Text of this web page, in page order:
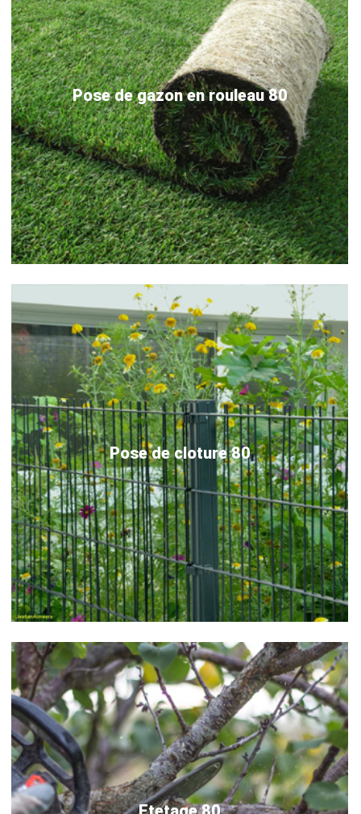
Pose de gazon en rouleau 80
Pose de cloture 80